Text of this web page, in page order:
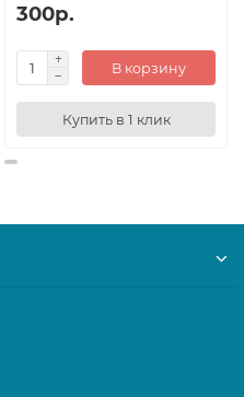
300р.
В корзину
Купить в 1 клик